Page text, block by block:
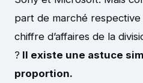
part de marché
chiffre d’affaires de la
? Il existe une astuce
proportion.